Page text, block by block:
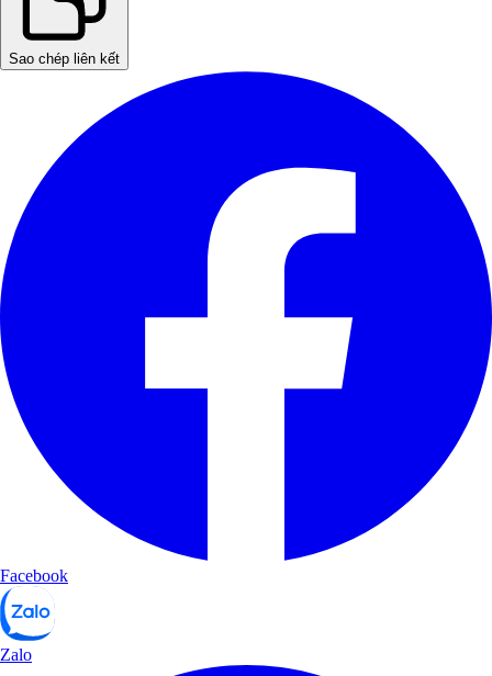
Sao chép liên kết
Facebook
Zalo